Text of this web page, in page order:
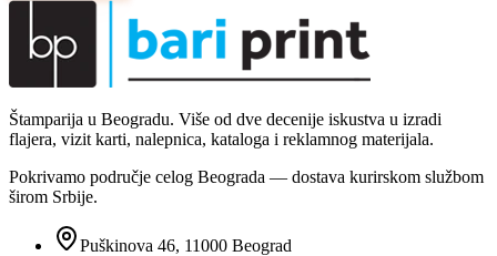
Štamparija u Beogradu. Više od dve decenije iskustva u izradi
flajera, vizit karti, nalepnica, kataloga i reklamnog materijala.
Pokrivamo područje celog Beograda — dostava kurirskom službom
širom Srbije.
Puškinova 46, 11000 Beograd